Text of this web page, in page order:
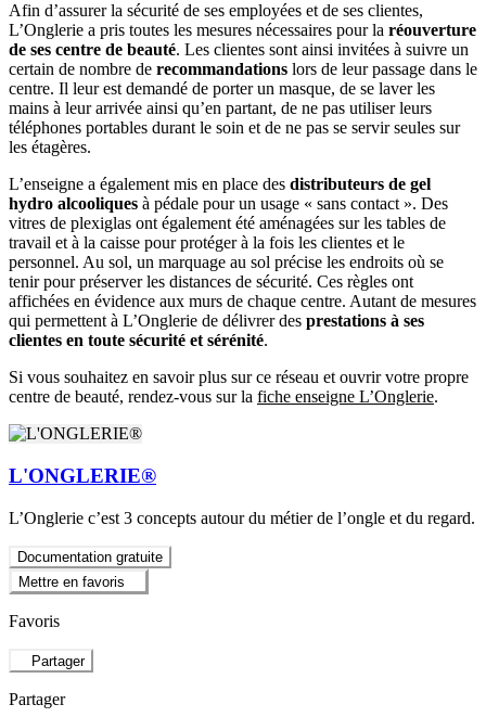
Afin d’assurer la sécurité de ses employées et de ses clientes,
L’Onglerie a pris toutes les mesures nécessaires pour la réouverture
de ses centre de beauté. Les clientes sont ainsi invitées à suivre un
certain de nombre de recommandations lors de leur passage dans le
centre. Il leur est demandé de porter un masque, de se laver les
mains à leur arrivée ainsi qu’en partant, de ne pas utiliser leurs
téléphones portables durant le soin et de ne pas se servir seules sur
les étagères.
L’enseigne a également mis en place des distributeurs de gel
hydro alcooliques à pédale pour un usage « sans contact ». Des
vitres de plexiglas ont également été aménagées sur les tables de
travail et à la caisse pour protéger à la fois les clientes et le
personnel. Au sol, un marquage au sol précise les endroits où se
tenir pour préserver les distances de sécurité. Ces règles ont
affichées en évidence aux murs de chaque centre. Autant de mesures
qui permettent à L’Onglerie de délivrer des prestations à ses
clientes en toute sécurité et sérénité.
Si vous souhaitez en savoir plus sur ce réseau et ouvrir votre propre
centre de beauté, rendez-vous sur la fiche enseigne L’Onglerie.
L'ONGLERIE®
L’Onglerie c’est 3 concepts autour du métier de l’ongle et du regard.
Documentation gratuite
Mettre en favoris
Favoris
Partager
Partager